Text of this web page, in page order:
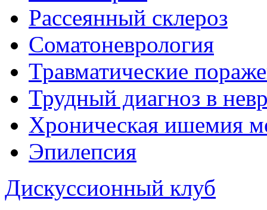
Рассеянный склероз
Соматоневрология
Травматические
Трудный диагноз в
Хроническая ишемия
Эпилепсия
Дискуссионный клуб